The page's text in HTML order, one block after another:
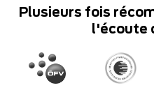
Plusieurs fois
l'écoute